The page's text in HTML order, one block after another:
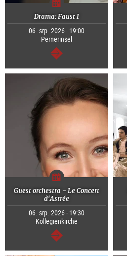
Drama: Faust I
06. srp. 2026 - 19:00
Pernerinsel
continue
Guest orchestra - Le Concert
d'Astrée
06. srp. 2026 - 19:30
Kollegienkirche
continue